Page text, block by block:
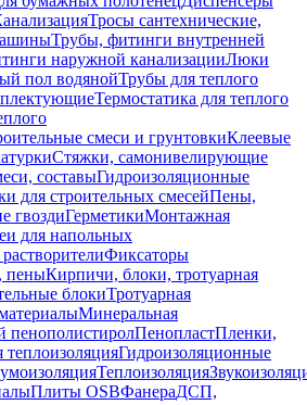
Тросы сантехнические,
Трубы, фитинги внутренней
наружной канализацииЛюки
пол водянойТрубы для теплого
Термостатика для теплого
смеси и грунтовкиКлеевые
Стяжки, самонивелирующие
составыГидроизоляционные
для строительных смесейПены,
гвоздиГерметикиМонтажная
для напольных
Фиксаторы
пеныКирпичи, блоки, тротуарная
блокиТротуарная
Минеральная
пенополистиролПенопластПленки,
Гидроизоляционные
Теплоизоляция
Плиты OSBФанераДСП,